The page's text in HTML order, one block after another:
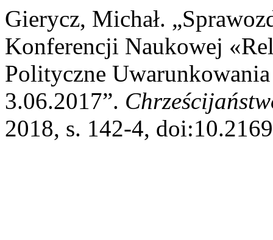
Gierycz, Michał.
Konferencji Naukowej
Polityczne
3.06.2017”.
2018, s. 142-4,